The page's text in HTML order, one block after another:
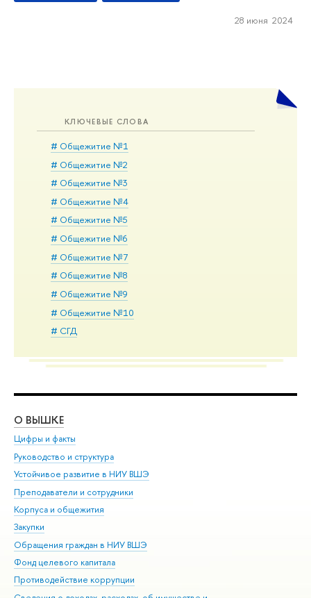
КЛЮЧЕВЫЕ СЛОВА
# Общежитие №1
# Общежитие №2
# Общежитие №3
# Общежитие №4
# Общежитие №5
# Общежитие №6
# Общежитие №7
# Общежитие №8
# Общежитие №9
# Общежитие №10
# СГД
28 июня 2024
О ВЫШКЕ
Цифры и факты
Руководство и структура
Устойчивое развитие в НИУ ВШЭ
Преподаватели и сотрудники
Корпуса и общежития
Закупки
Обращения граждан в НИУ ВШЭ
Фонд целевого капитала
Противодействие коррупции